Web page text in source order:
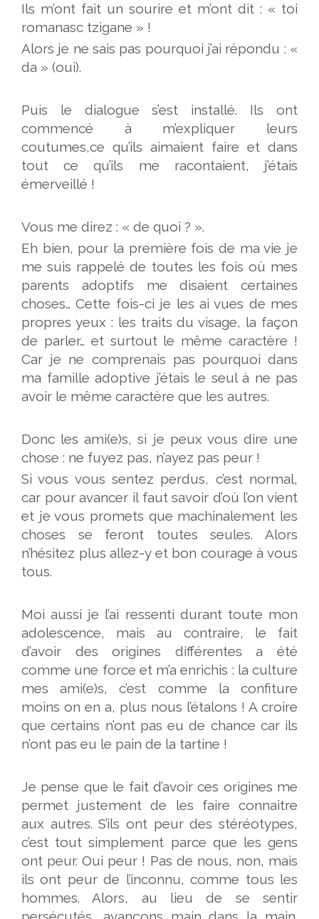
Ils m’ont fait un sourire et m’ont dit : « toi
romanasc tzigane » !
Alors je ne sais pas pourquoi j’ai répondu : «
da » (oui).
Puis le dialogue s’est installé. Ils ont
commencé à m’expliquer leurs
coutumes,ce qu’ils aimaient faire et dans
tout ce qu’ils me racontaient, j’étais
émerveillé !
Vous me direz : « de quoi ? ».
Eh bien, pour la première fois de ma vie je
me suis rappelé de toutes les fois où mes
parents adoptifs me disaient certaines
choses… Cette fois-ci je les ai vues de mes
propres yeux : les traits du visage, la façon
de parler… et surtout le même caractère !
Car je ne comprenais pas pourquoi dans
ma famille adoptive j’étais le seul à ne pas
avoir le même caractère que les autres.
Donc les ami(e)s, si je peux vous dire une
chose : ne fuyez pas, n’ayez pas peur !
Si vous vous sentez perdus, c’est normal,
car pour avancer il faut savoir d’où l’on vient
et je vous promets que machinalement les
choses se feront toutes seules. Alors
n’hésitez plus allez-y et bon courage à vous
tous.
Moi aussi je l’ai ressenti durant toute mon
adolescence, mais au contraire, le fait
d’avoir des origines différentes a été
comme une force et m’a enrichis : la culture
mes ami(e)s, c’est comme la confiture
moins on en a, plus nous l’étalons ! A croire
que certains n’ont pas eu de chance car ils
n’ont pas eu le pain de la tartine !
Je pense que le fait d’avoir ces origines me
permet justement de les faire connaitre
aux autres. S’ils ont peur des stéréotypes,
c’est tout simplement parce que les gens
ont peur. Oui peur ! Pas de nous, non, mais
ils ont peur de l’inconnu, comme tous les
hommes. Alors, au lieu de se sentir